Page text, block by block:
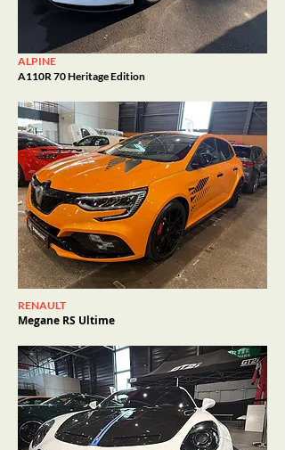
ALPINE
A110R 70 Heritage Edition
RENAULT
Megane RS Ultime